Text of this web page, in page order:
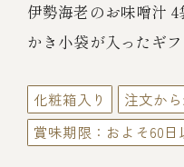
(中納言/
全ての商品を見
鉄板焼ひかり
伊勢海老料理
お弁当（冷凍
伊勢海老のお味噌汁
かき小袋が入ったギフ
化粧箱入り
注文か
賞味期限：およそ60